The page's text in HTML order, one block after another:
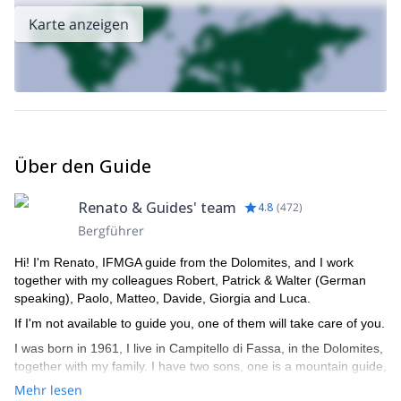
Karte anzeigen
Über den Guide
Renato & Guides' team 4.8 (472)
Bergführer
Hi! I'm Renato, IFMGA guide from the Dolomites, and I work
together with my colleagues Robert, Patrick & Walter (German
speaking), Paolo, Matteo, Davide, Giorgia and Luca.
If I'm not available to guide you, one of them will take care of you.
I was born in 1961, I live in Campitello di Fassa, in the Dolomites,
together with my family. I have two sons, one is a mountain guide,
the other is a ski instructor. I am a certified mountain guide since
Mehr lesen